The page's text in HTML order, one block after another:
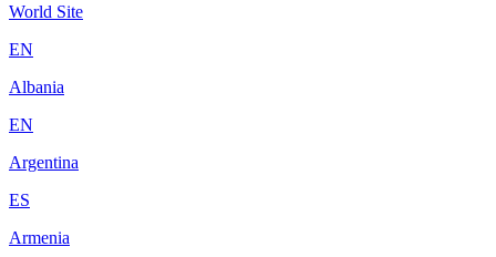
World Site
EN
Albania
EN
Argentina
ES
Armenia